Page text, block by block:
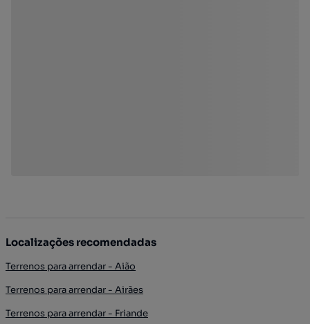
Localizações recomendadas
Terrenos para arrendar - Aião
Terrenos para arrendar - Airães
Terrenos para arrendar - Friande